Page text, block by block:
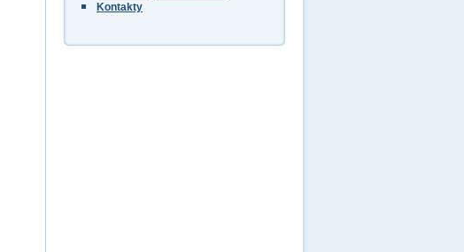
Kontakty